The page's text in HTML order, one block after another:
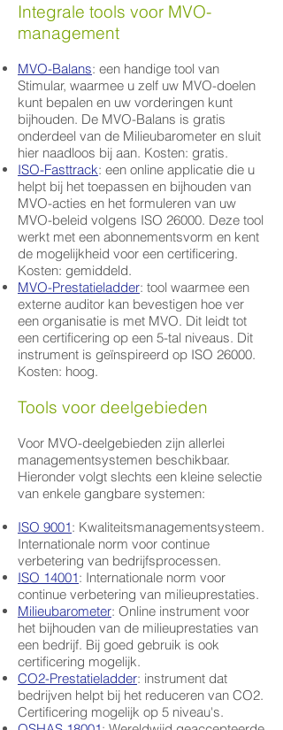
Integrale tools voor MVO-
management
MVO-Balans: een handige tool van
Stimular, waarmee u zelf uw MVO-doelen
kunt bepalen en uw vorderingen kunt
bijhouden. De MVO-Balans is gratis
onderdeel van de Milieubarometer en sluit
hier naadloos bij aan. Kosten: gratis.
ISO-Fasttrack: een online applicatie die u
helpt bij het toepassen en bijhouden van
MVO-acties en het formuleren van uw
MVO-beleid volgens ISO 26000. Deze tool
werkt met een abonnementsvorm en kent
de mogelijkheid voor een certificering.
Kosten: gemiddeld.
MVO-Prestatieladder: tool waarmee een
externe auditor kan bevestigen hoe ver
een organisatie is met MVO. Dit leidt tot
een certificering op een 5-tal niveaus. Dit
instrument is geïnspireerd op ISO 26000.
Kosten: hoog.
Tools voor deelgebieden
Voor MVO-deelgebieden zijn allerlei
managementsystemen beschikbaar.
Hieronder volgt slechts een kleine selectie
van enkele gangbare systemen:
ISO 9001: Kwaliteitsmanagementsysteem.
Internationale norm voor continue
verbetering van bedrijfsprocessen.
ISO 14001: Internationale norm voor
continue verbetering van milieuprestaties.
Milieubarometer: Online instrument voor
het bijhouden van de milieuprestaties van
een bedrijf. Bij goed gebruik is ook
certificering mogelijk.
CO2-Prestatieladder: instrument dat
bedrijven helpt bij het reduceren van CO2.
Certificering mogelijk op 5 niveau's.